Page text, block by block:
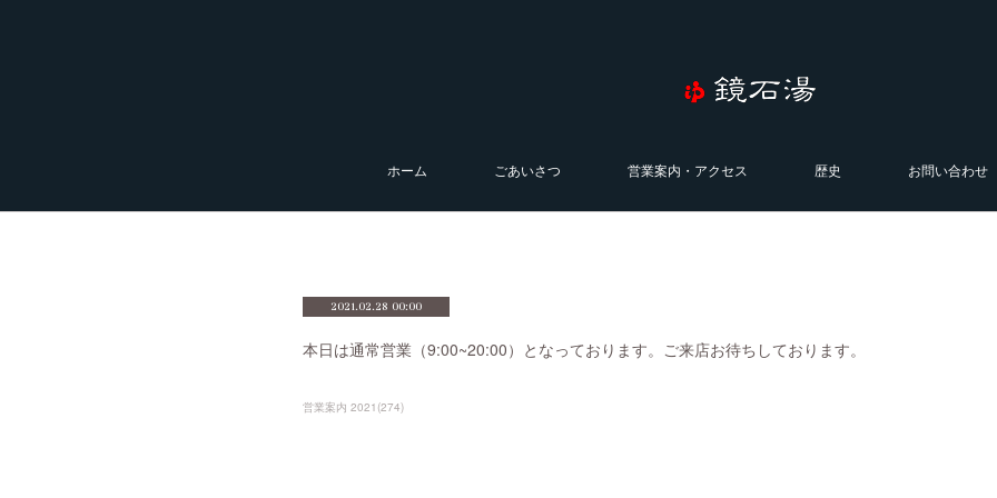
ホーム ごあいさつ 営業案内・アクセス 歴史 お問い合わせ
2021.02.28 00:00
本日は通常営業（9:00~20:00）となっております。ご来店お待ちしております。
営業案内 2021 (274)